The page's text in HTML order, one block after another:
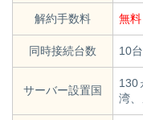
解約手数料 無料
同時接続台数 10台
サーバー設置国
130
湾、